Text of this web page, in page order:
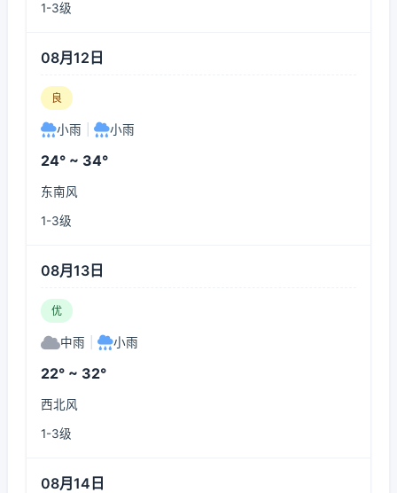
1-3级
08月12日
良
小雨 小雨
24° ~ 34°
东南风
1-3级
08月13日
优
中雨 小雨
22° ~ 32°
西北风
1-3级
08月14日